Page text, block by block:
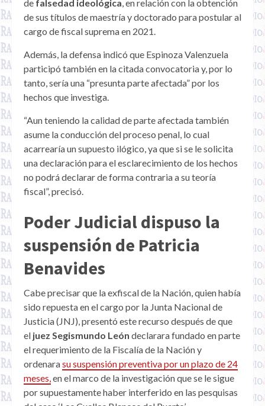
de falsedad ideológica, en relación con la obtención
de sus títulos de maestría y doctorado para postular al
cargo de fiscal suprema en 2021.
Además, la defensa indicó que Espinoza Valenzuela
participó también en la citada convocatoria y, por lo
tanto, sería una “presunta parte afectada” por los
hechos que investiga.
“Aun teniendo la calidad de parte afectada también
asume la conducción del proceso penal, lo cual
acarrearía un supuesto ilógico, ya que si se le solicita
una declaración para el esclarecimiento de los hechos
no podrá declarar de forma contraria a su teoría
fiscal”, precisó.
Poder Judicial dispuso la
suspensión de Patricia
Benavides
Cabe precisar que la exfiscal de la Nación, quien había
sido repuesta en el cargo por la Junta Nacional de
Justicia (JNJ), presentó este recurso después de que
el juez Segismundo León declarara fundado en parte
el requerimiento de la Fiscalía de la Nación y
ordenarasu suspensión preventiva por un plazo de 24
meses,en el marco de la investigación que se le sigue
por supuestamente haber interferido en las pesquisas